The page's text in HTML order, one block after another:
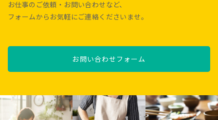
お仕事のご依頼・お問い合わせなど、
フォームからお気軽にご連絡くださいませ。
お問い合わせフォーム